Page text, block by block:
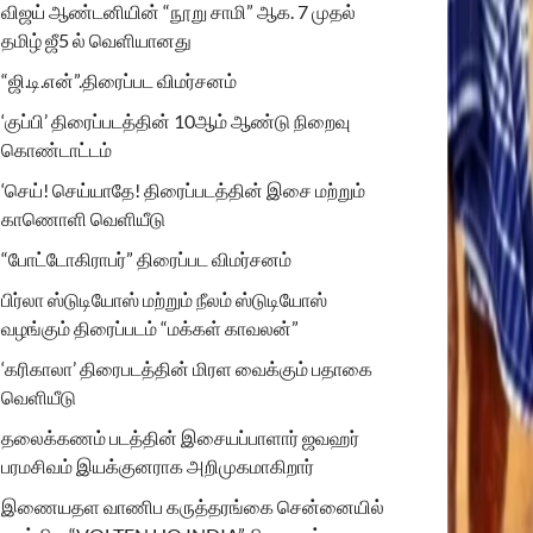
விஜய் ஆண்டனியின் “நூறு சாமி” ஆக. 7 முதல்
தமிழ் ஜீ5 ல் வெளியானது
“ஜி.டி.என்”.திரைப்பட விமர்சனம்
‘குப்பி’ திரைப்படத்தின் 10ஆம் ஆண்டு நிறைவு
கொண்டாட்டம்
‘செய்! செய்யாதே! திரைப்படத்தின் இசை மற்றும்
காணொளி வெளியீடு
“போட்டோகிராபர்” திரைப்பட விமர்சனம்
பிர்லா ஸ்டுடியோஸ் மற்றும் நீலம் ஸ்டுடியோஸ்
வழங்கும் திரைப்படம் “மக்கள் காவலன்”
‘கரிகாலா’ திரைபடத்தின் மிரள வைக்கும் பதாகை
வெளியீடு
தலைக்கணம் படத்தின் இசையப்பாளார் ஜவஹர்
பரமசிவம் இயக்குனராக அறிமுகமாகிறார்
இணையதள வாணிப கருத்தரங்கை சென்னையில்